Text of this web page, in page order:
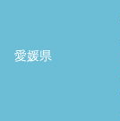
愛媛県